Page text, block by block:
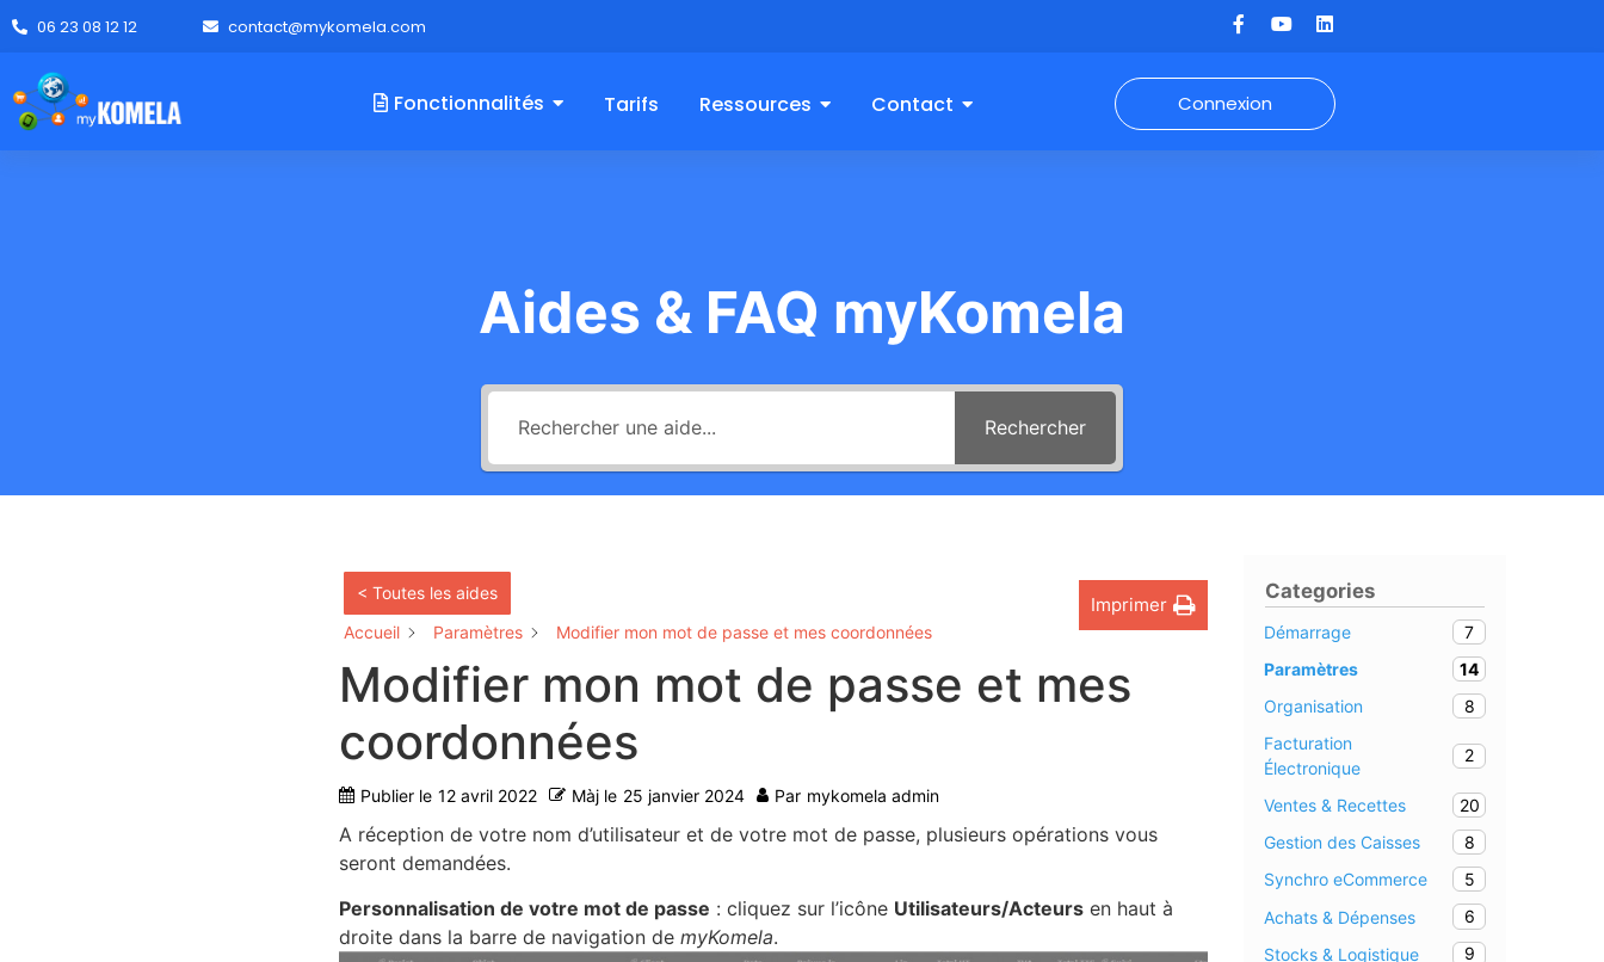
06 23 08 12 12 contact@mykomela.com
Fonctionnalités Tarifs Ressources Contact Connexion
Aides & FAQ myKomela
Rechercher
< Toutes les aides
Accueil
Paramètres Modifier mon mot de passe et mes coordonnées
Imprimer
Modifier mon mot de passe et mes
coordonnées
Publier le 12 avril 2022 Màj le 25 janvier 2024 Par mykomela admin
A réception de votre nom d’utilisateur et de votre mot de passe, plusieurs opérations vous
seront demandées.
Personnalisation de votre mot de passe : cliquez sur l’icône Utilisateurs/Acteurs en haut à
droite dans la barre de navigation de myKomela.
Categories
Démarrage
7
Paramètres
14
Organisation
8
Facturation
Électronique
2
Ventes & Recettes
20
Gestion des Caisses
8
Synchro eCommerce
5
Achats & Dépenses
6
Stocks & Logistique
9